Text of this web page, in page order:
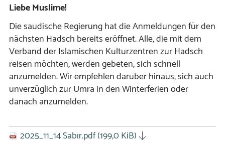
Liebe Muslime!
Die saudische Regierung hat die Anmeldungen für den
nächsten Hadsch bereits eröffnet. Alle, die mit dem
Verband der Islamischen Kulturzentren zur Hadsch
reisen möchten, werden gebeten, sich schnell
anzumelden. Wir empfehlen darüber hinaus, sich auch
unverzüglich zur Umra in den Winterferien oder
danach anzumelden.
2025_11_14 Sabır.pdf(199,0 KiB)